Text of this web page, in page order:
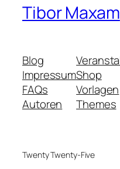
Tibor Maxam
Blog
Impressum
FAQs
Autoren
Shop
Vorlagen
Themes
Twenty Twenty-Five